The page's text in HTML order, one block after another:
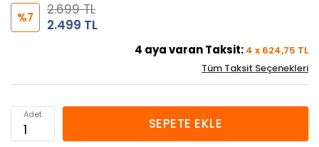
%7
2.699 TL
2.499 TL
4 aya varan Taksit: 4 x 624,75 TL
Tüm Taksit Seçenekleri
Adet
SEPETE EKLE